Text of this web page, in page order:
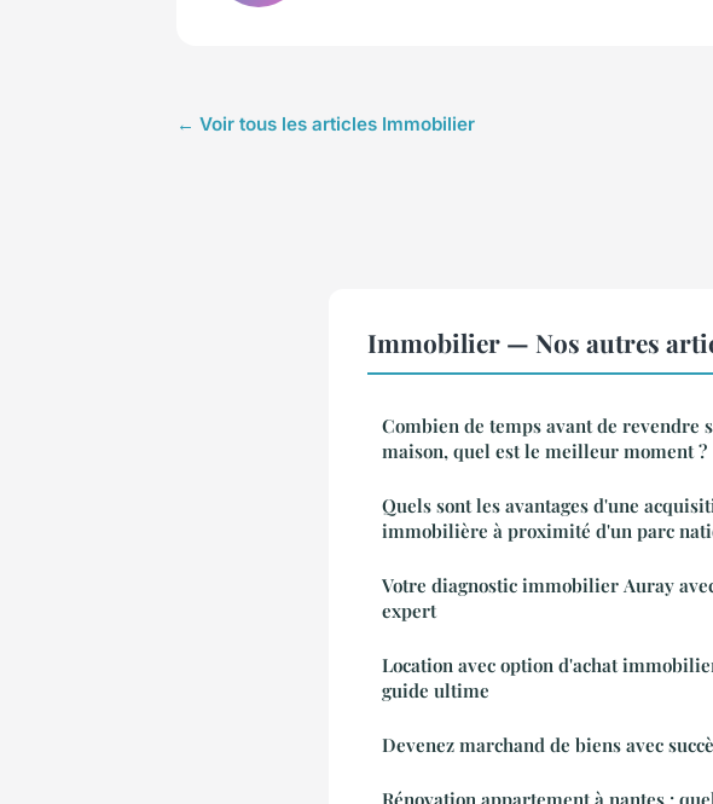
← Voir tous les articles Immobilier
Immobilier — Nos autres
Combien de temps avant de revendre
maison, quel est le meilleur moment ?
Quels sont les avantages d'une
immobilière à proximité d'un parc
Votre diagnostic immobilier Auray
expert
Location avec option d'achat
guide ultime
Devenez marchand de biens avec